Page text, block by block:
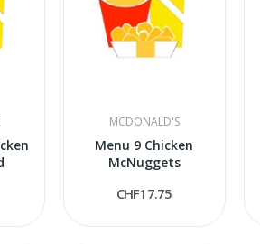
MCDONALD'S
Menu 9 Chicken
McNuggets
CHF17.75